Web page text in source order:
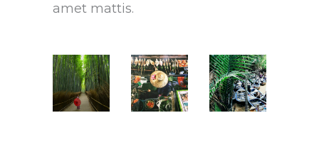
amet mattis.